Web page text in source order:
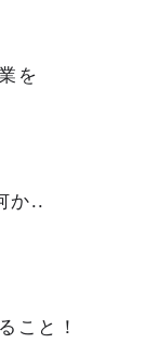
を
か..
こと！